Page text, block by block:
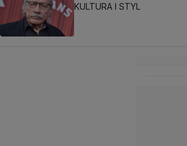
KULTURA I STYL